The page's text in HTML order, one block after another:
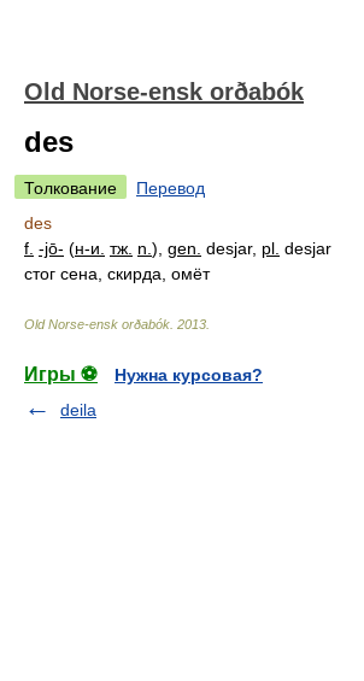
Old Norse-ensk orðabók
des
Толкование
Перевод
des
f. -jō- (н-и. тж. n. ), gen. desjar, pl. desjar
стог сена, скирда, омёт
Old Norse-ensk orðabók 2013
Игры ⚽
Нужна курсовая?
deila